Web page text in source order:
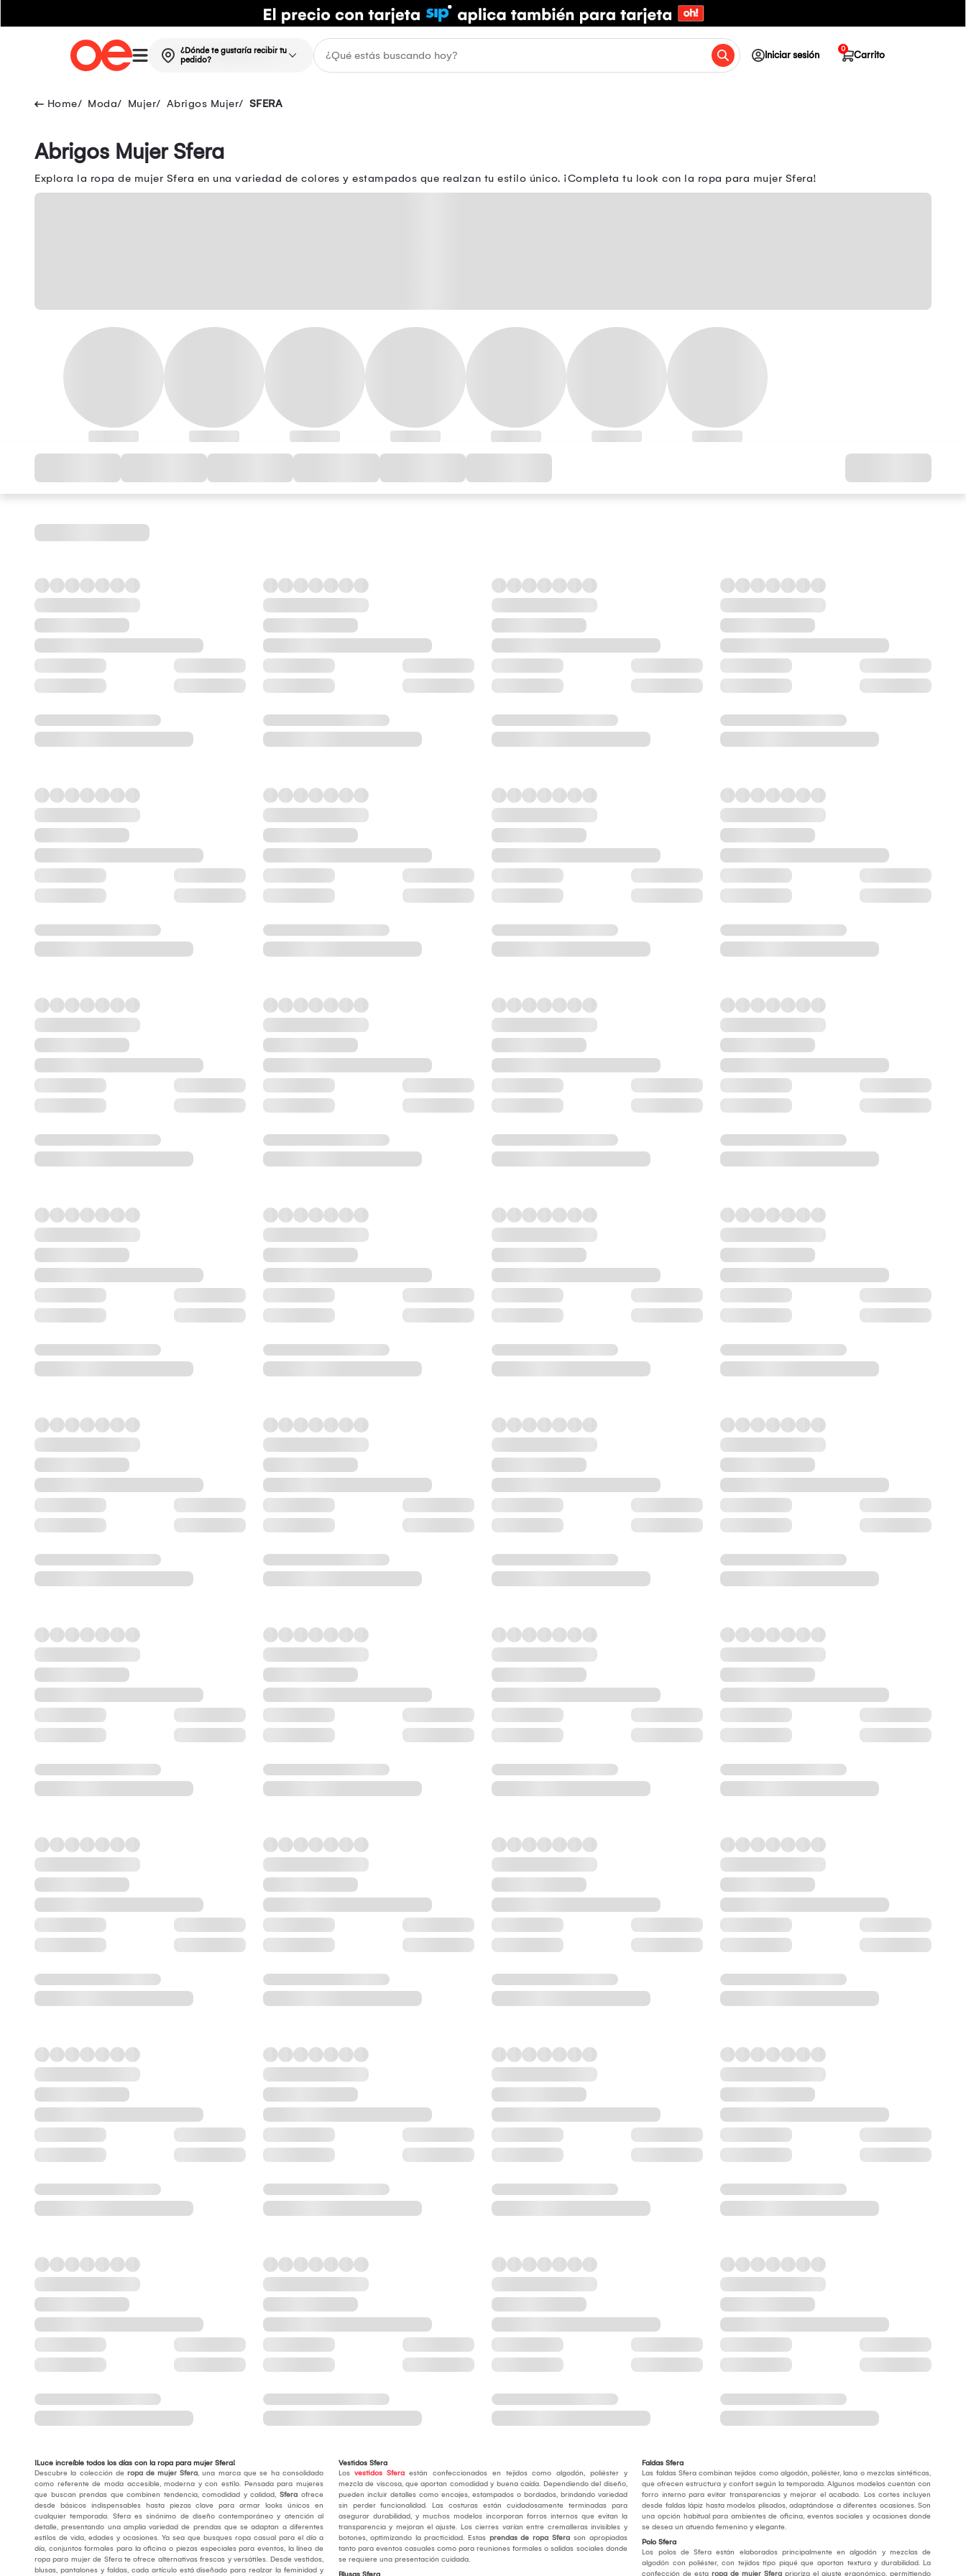
¿Dónde te gustaría recibir tu
pedido?
Iniciar sesión Carrito
0
Moda Mujer Abrigos Mujer SFERA
Abrigos Mujer Sfera
Explora la ropa de mujer Sfera en una variedad de colores y estampados que realzan tu estilo único. ¡Completa tu look con la ropa para mujer Sfera!
¡Luce increíble todos los días con la ropa para mujer Sfera!
Descubre la colección de ropa de mujer Sfera, una marca que se ha consolidado
como referente de moda accesible, moderna y con estilo. Pensada para mujeres
que buscan prendas que combinen tendencia, comodidad y calidad, Sfera ofrece
desde básicos indispensables hasta piezas clave para armar looks únicos en
cualquier temporada. Sfera es sinónimo de diseño contemporáneo y atención al
detalle, presentando una amplia variedad de prendas que se adaptan a diferentes
estilos de vida, edades y ocasiones. Ya sea que busques ropa casual para el día a
día, conjuntos formales para la oficina o piezas especiales para eventos, la línea de
ropa para mujer de Sfera te ofrece alternativas frescas y versátiles. Desde vestidos,
blusas, pantalones y faldas, cada artículo está diseñado para realzar la feminidad y
Vestidos Sfera
Los vestidos Sferaestán confeccionados en tejidos como algodón, poliéster y
mezcla de viscosa, que aportan comodidad y buena caída. Dependiendo del diseño,
pueden incluir detalles como encajes, estampados o bordados, brindando variedad
sin perder funcionalidad. Las costuras están cuidadosamente terminadas para
asegurar durabilidad, y muchos modelos incorporan forros internos que evitan la
transparencia y mejoran el ajuste. Los cierres varían entre cremalleras invisibles y
botones, optimizando la practicidad. Estas prendas de ropa Sfera son apropiadas
tanto para eventos casuales como para reuniones formales o salidas sociales donde
se requiere una presentación cuidada.
Faldas Sfera
Las faldas Sfera combinan tejidos como algodón, poliéster, lana o mezclas sintéticas,
que ofrecen estructura y confort según la temporada. Algunos modelos cuentan con
forro interno para evitar transparencias y mejorar el acabado. Los cortes incluyen
desde faldas lápiz hasta modelos plisados, adaptándose a diferentes ocasiones. Son
una opción habitual para ambientes de oficina, eventos sociales y ocasiones donde
se desea un atuendo femenino y elegante.
Polo Sfera
Los polos de Sfera están elaborados principalmente en algodón y mezclas de
algodón con poliéster, con tejidos tipo piqué que aportan textura y durabilidad. La
confección de estaropa de mujer Sfera prioriza el ajuste ergonómico, permitiendo